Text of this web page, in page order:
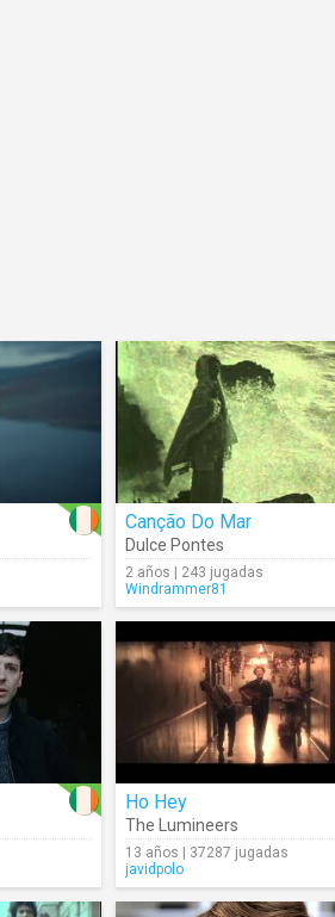
Canção Do Mar
Dulce Pontes
2 años | 243 jugadas
Windrammer81
Ho Hey
The Lumineers
13 años | 37287 jugadas
javidpolo